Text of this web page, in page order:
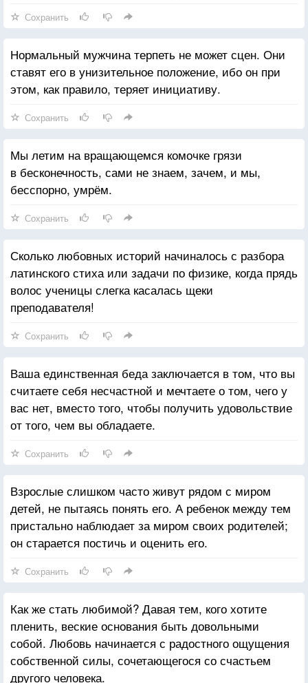
Сохранить
Нормальный мужчина терпеть не может сцен. Они
ставят его в унизительное положение, ибо он при
этом, как правило, теряет инициативу.
Сохранить
Мы летим на вращающемся комочке грязи
в бесконечность, сами не знаем, зачем, и мы,
бесспорно, умрём.
Сохранить
Сколько любовных историй начиналось с разбора
латинского стиха или задачи по физике, когда прядь
волос ученицы слегка касалась щеки
преподавателя!
Сохранить
Ваша единственная беда заключается в том, что вы
считаете себя несчастной и мечтаете о том, чего у
вас нет, вместо того, чтобы получить удовольствие
от того, чем вы обладаете.
Сохранить
Взрослые слишком часто живут рядом с миром
детей, не пытаясь понять его. А ребенок между тем
пристально наблюдает за миром своих родителей;
он старается постичь и оценить его.
Сохранить
Как же стать любимой? Давая тем, кого хотите
пленить, веские основания быть довольными
собой. Любовь начинается с радостного ощущения
собственной силы, сочетающегося со счастьем
другого человека.